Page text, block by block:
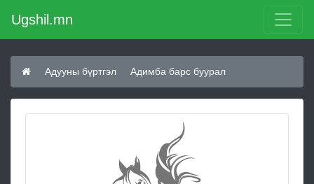
Ugshil.mn
Адууны бүртгэл Адимба барс буурал